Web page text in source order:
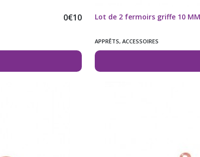
0€10 Lot de 2 fermoirs griffe 10
APPRÊTS, ACCESSOIRES